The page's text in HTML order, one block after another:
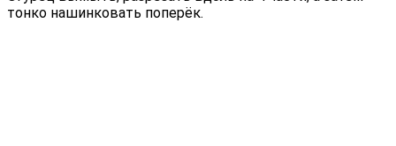
тонко нашинковать поперёк.